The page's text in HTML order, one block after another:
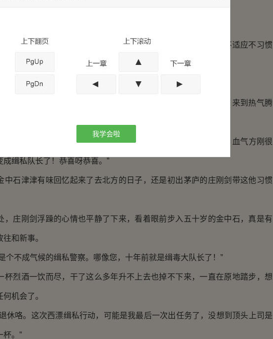
了吧！喝两杯？”
在怀里，微笑着邀请庄刚剑，他一个北方人突然来到南方，不适应不习惯
当初自己刚刚去到北方一样。
让王秦和白毕免去休息。
了，很多做生意都夜不闭户，准备食材，迎接赶集天的到来。来到热气腾
做庄。
九年，抓走私车的时候。那会儿你和那年轻人（王秦）一样，血气方刚很
成缉私队长了！恭喜呀恭喜。”
石津津有味回忆起来了去北方的日子，还是初出茅庐的庄刚剑带这他习惯
庄刚剑浮躁的心情也平静了下来，看着眼前步入五十岁的金中石，真是有
和新事。
不成气候的缉私警察。哪像您，十年前就是缉毒大队长了！”
烈酒一饮而尽，干了这么多年升不上去也掉不下来，一直在原地踏步，想
机会了。
咯。这次西漂缉私行动，可能是我最后一次出任务了，没想到顶头上司是
杯。”
我学会啦